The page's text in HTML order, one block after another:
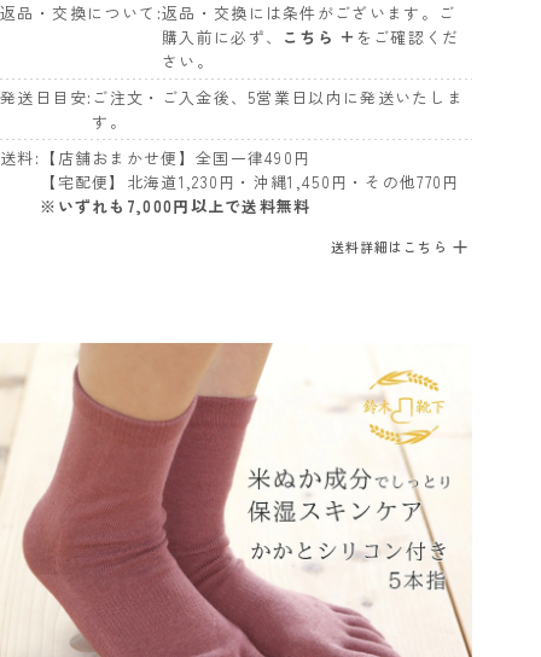
返品・交換について 返品・交換には条件がございます。ご
購入前に必ず、 こちら + をご確認くだ
さい。
発送日目安 ご注文・ご入金後、5営業日以内に発送いたしま
す。
送料
【店舗おまかせ便】全国一律490円
【宅配便】北海道1,230円・沖縄1,450円・その他770円
※いずれも7,000円以上で送料無料
送料詳細はこちら